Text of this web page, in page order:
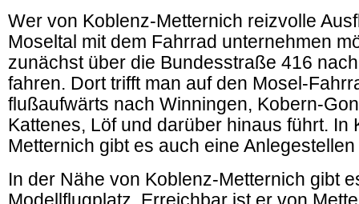
Wer von Koblenz-Metternich reizvolle
Moseltal mit dem Fahrrad unternehmen
zunächst über die Bundesstraße 416
fahren. Dort trifft man auf den Mosel-
flußaufwärts nach Winningen, Kobern-
Kattenes, Löf und darüber hinaus führt. In
Metternich gibt es auch eine
In der Nähe von Koblenz-Metternich gibt